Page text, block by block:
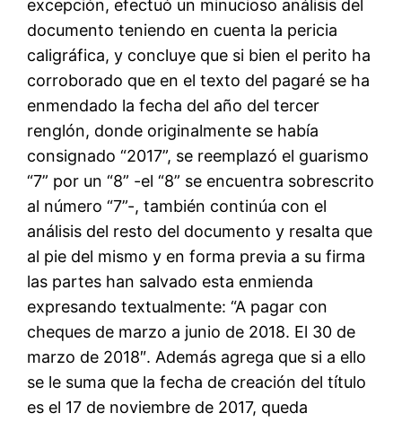
excepción, efectuó un minucioso análisis del
documento teniendo en cuenta la pericia
caligráfica, y concluye que si bien el perito ha
corroborado que en el texto del pagaré se ha
enmendado la fecha del año del tercer
renglón, donde originalmente se había
consignado “2017”, se reemplazó el guarismo
“7” por un “8” -el “8” se encuentra sobrescrito
al número “7”-, también continúa con el
análisis del resto del documento y resalta que
al pie del mismo y en forma previa a su firma
las partes han salvado esta enmienda
expresando textualmente: “A pagar con
cheques de marzo a junio de 2018. El 30 de
marzo de 2018″. Además agrega que si a ello
se le suma que la fecha de creación del título
es el 17 de noviembre de 2017, queda